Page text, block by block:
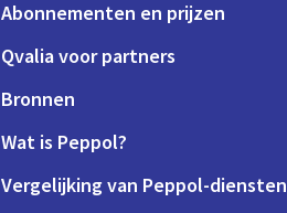
Abonnementen en prijzen
Qvalia voor partners
Bronnen
Wat is Peppol?
Vergelijking van Peppol-diensten